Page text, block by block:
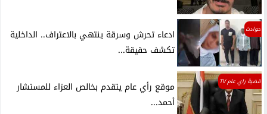
حوادث
ادعاء تحرش وسرقة ينتهي بالاعتراف.. الداخلية
تكشف حقيقة...
قضية راي عام TV
موقع رأي عام يتقدم بخالص العزاء للمستشار
أحمد...